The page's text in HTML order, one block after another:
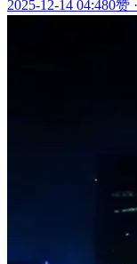
2025-12-14 04:480赞 ·